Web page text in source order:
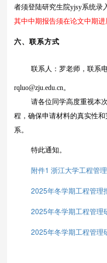
者须登陆研究生院yjsy系统录
其中中期报告须在论文中期进
六、联系方式
联系人：罗老师，联系
rqluo@zju.edu.cn。
请各位同学高度重视本
程，确保申请材料的真实性
系。
特此通知。
附件1 浙江大学工程管
2025年冬学期工程管理
2025年冬学期工程管理
2025年冬学期工程管理